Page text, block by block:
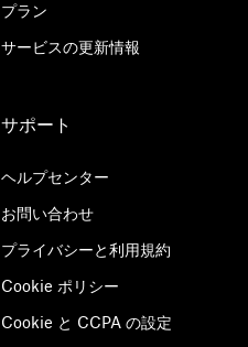
プラン
サービスの更新情報
サポート
ヘルプセンター
お問い合わせ
プライバシーと利用規約
Cookie ポリシー
Cookie と CCPA の設定